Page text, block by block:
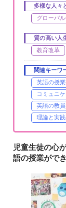
多様な人々
グローバ
質の高い人
教育改革
関連キーワ
英語の授
コミュニ
英語の教
理論と実
児童生徒の心
語の授業がで